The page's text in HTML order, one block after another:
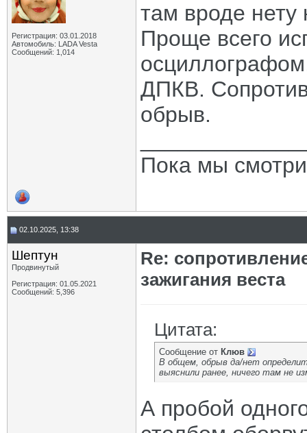
Регистрация: 03.01.2018
Автомобиль: LADA Vesta
Сообщений: 1,014
там вроде нету
Проще всего
ДПКВ.
обрыв.
Пока мы
02.10.2025, 13:38
Шептун
Продвинутый
Регистрация: 01.05.2021
Сообщений: 5,396
Re:
зажигания веста
Цитата:
Сообщение от Клюв
В общем, обрыв да/нет
выяснили ранее, ничего там не
А пробой